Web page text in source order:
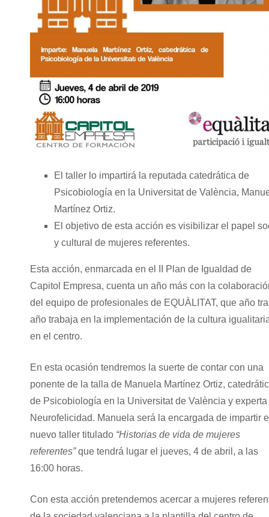
El taller lo impartirá la reputada catedrática de
Psicobiología en la Universitat de València,
Martínez Ortiz.
El objetivo de esta acción es visibilizar el papel
y cultural de mujeres referentes.
Esta acción, enmarcada en el II Plan de Igualdad de
Capitol Empresa, cuenta un año más con la
del equipo de profesionales de EQUÀLITAT, que año
año trabaja en la implementación de la cultura
en el centro.
En esta ocasión tendremos la suerte de contar con una
ponente de la talla de Manuela Martínez Ortiz,
de Psicobiología en la Universitat de València y experta
Neurofelicidad. Manuela será la encargada de impartir
nuevo taller titulado “Historias de vida de mujeres
referentes”que tendrá lugar el jueves, 4 de abril, a las
16:00 horas.
Con esta acción pretendemos acercar a mujeres